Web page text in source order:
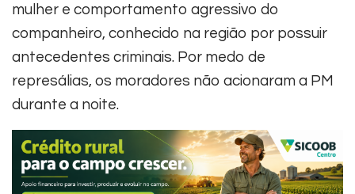
mulher e comportamento agressivo do
companheiro, conhecido na região por possuir
antecedentes criminais. Por medo de
represálias, os moradores não acionaram a PM
durante a noite.